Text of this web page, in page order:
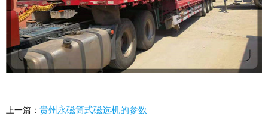
上一篇： 贵州永磁筒式磁选机的参数